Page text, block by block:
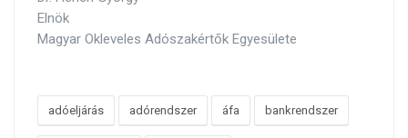
Elnök
Magyar Okleveles Adószakértők Egyesülete
adóeljárás adórendszer áfa bankrendszer